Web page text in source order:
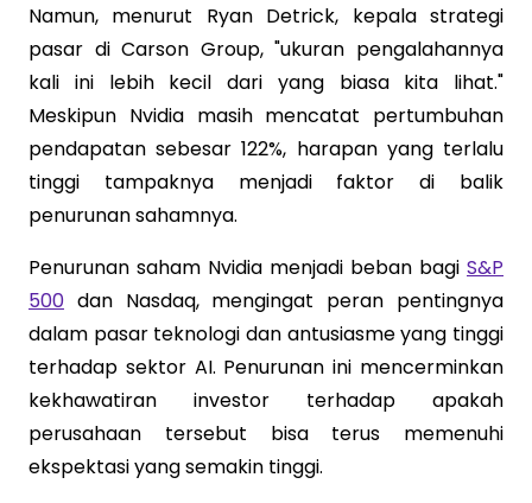
Namun, menurut Ryan Detrick, kepala strategi
pasar di Carson Group, "ukuran pengalahannya
kali ini lebih kecil dari yang biasa kita lihat."
Meskipun Nvidia masih mencatat pertumbuhan
pendapatan sebesar 122%, harapan yang terlalu
tinggi tampaknya menjadi faktor di balik
penurunan sahamnya.
Penurunan saham Nvidia menjadi beban bagi S&P
500 dan Nasdaq, mengingat peran pentingnya
dalam pasar teknologi dan antusiasme yang tinggi
terhadap sektor AI. Penurunan ini mencerminkan
kekhawatiran investor terhadap apakah
perusahaan tersebut bisa terus memenuhi
ekspektasi yang semakin tinggi.